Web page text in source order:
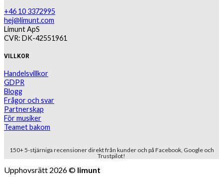
+46 10 3372995
hej@limunt.com
Limunt ApS
CVR: DK-42551961
VILLKOR
Handelsvillkor
GDPR
Blogg
Frågor och svar
Partnerskap
För musiker
Teamet bakom
150+ 5-stjärniga recensioner direkt från kunder och på Facebook, Google och
Trustpilot!
Upphovsrätt 2026 © limunt